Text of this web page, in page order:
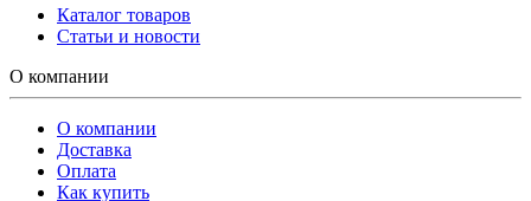
Каталог товаров
Статьи и новости
О компании
О компании
Доставка
Оплата
Как купить